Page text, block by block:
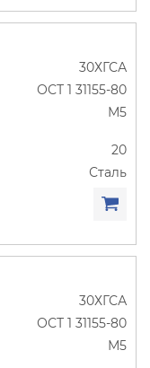
30ХГСА
ОСТ 1 31155-80
М5
20
Сталь
30ХГСА
ОСТ 1 31155-80
М5